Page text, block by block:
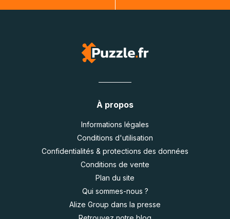
À propos
Informations légales
Conditions d'utilisation
Confidentialités & protections des données
Conditions de vente
Plan du site
Qui sommes-nous ?
Alize Group dans la presse